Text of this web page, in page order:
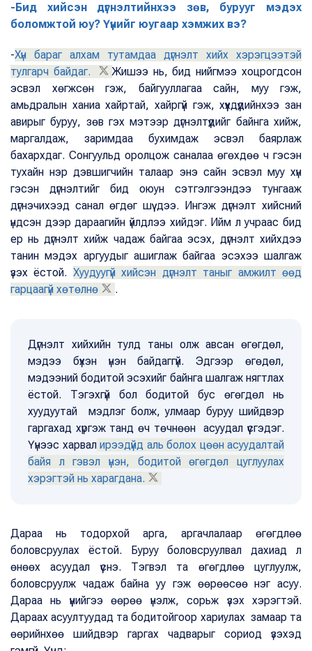
-Бид хийсэн дүгнэлтийнхээ зөв, бурууг мэдэх
боломжтой юу? Үүнийг юугаар хэмжих вэ?
-Хүн бараг алхам тутамдаа дүгнэлт хийх хэрэгцээтэй
тулгарч байдаг.
Жишээ нь, бид нийгмээ хоцрогдсон
эсвэл хөгжсөн гэж, байгууллагаа сайн, муу гэж,
амьдралын ханиа хайртай, хайргүй гэж, хүүхдүүдийнхээ зан
авирыг буруу, зөв гэх мэтээр дүгнэлтүүдийг байнга хийж,
маргалдаж, заримдаа бухимдаж эсвэл баярлаж
бахархдаг. Сонгуульд оролцож саналаа өгөхдөө ч гэсэн
тухайн нэр дэвшигчийн талаар энэ сайн эсвэл муу хүн
гэсэн дүгнэлтийг бид оюун сэтгэлгээндээ тунгааж
дүгнэчихээд санал өгдөг шүү дээ. Ингэж дүгнэлт хийсний
үндсэн дээр дараагийн үйлдлээ хийдэг. Ийм л учраас бид
ер нь дүгнэлт хийж чадаж байгаа эсэх, дүгнэлт хийхдээ
танин мэдэх аргуудыг ашиглаж байгаа эсэхээ шалгаж
үзэх ёстой. Хуудуугүй хийсэн дүгнэлт таныг амжилт өөд
гарцаагүй хөтөлнө
.
Дүгнэлт хийхийн тулд таны олж авсан өгөгдөл,
мэдээ бүхэн үнэн байдаггүй. Эдгээр өгөдөл,
мэдээний бодитой эсэхийг байнга шалгаж нягтлах
ёстой. Тэгэхгүй бол бодитой бус өгөгдөл нь
хуудуутай мэдлэг болж, улмаар буруу шийдвэр
гаргахад хүргэж танд өч төчнөөн асуудал үүсгэдэг.
Үүнээс харвалирээдүйд аль болох цөөн асуудалтай
байя л гэвэл үнэн, бодитой өгөгдөл цуглуулах
хэрэгтэй нь харагдана.
Дараа нь тодорхой арга, аргачлалаар өгөгдлөө
боловсруулах ёстой. Буруу боловсруулвал дахиад л
өнөөх асуудал үүснэ. Тэгвэл та өгөгдлөө цуглуулж,
боловсруулж чадаж байна уу гэж өөрөөсөө нэг асуу.
Дараа нь үүнийгээ өөрөө үнэлж, сорьж үзэх хэрэгтэй.
Дараах асуултуудад та бодитойгоор хариулах замаар та
өөрийнхөө шийдвэр гаргах чадварыг сориод үзэхэд